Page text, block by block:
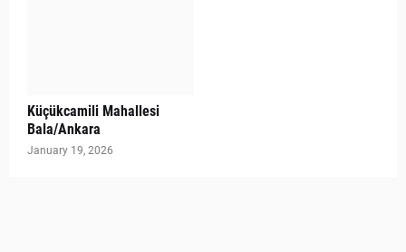
Küçükcamili Mahallesi
Bala/Ankara
January 19, 2026